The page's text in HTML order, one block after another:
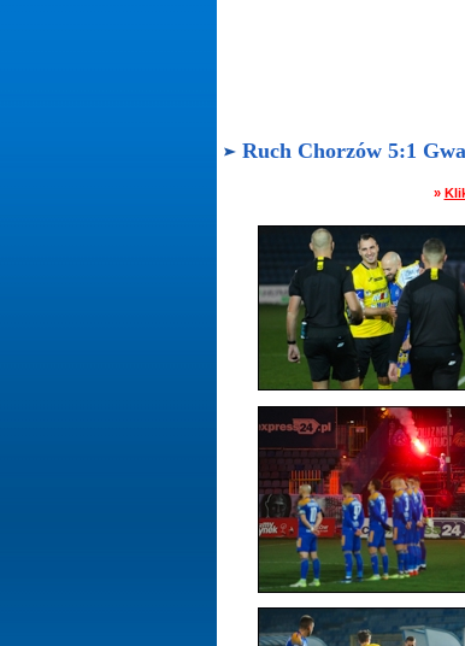
Ruch Chorzów 5:1
»